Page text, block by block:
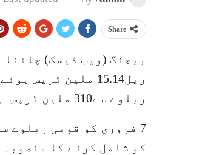
Share
ریلوے سے310 ملین ٹرپس ہو چکے ہیں۔
کو شامل کرنے کا منصوبہ